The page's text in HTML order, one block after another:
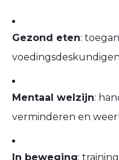
Gezond eten:
Mentaal welzijn:
verminderen en
In beweging: